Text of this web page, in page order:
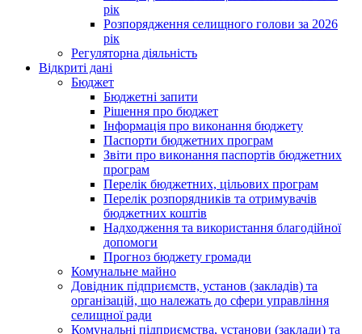
рік
Розпорядження селищного голови за 2026
рік
Регуляторна діяльність
Відкриті дані
Бюджет
Бюджетні запити
Рішення про бюджет
Інформація про виконання бюджету
Паспорти бюджетних програм
Звіти про виконання паспортів бюджетних
програм
Перелік бюджетних, цільових програм
Перелік розпорядників та отримувачів
бюджетних коштів
Надходження та використання благодійної
допомоги
Прогноз бюджету громади
Комунальне майно
Довідник підприємств, установ (закладів) та
організацій, що належать до сфери управління
селищної ради
Комунальні підприємства, установи (заклади) та